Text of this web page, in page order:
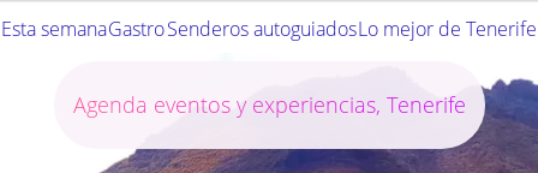
Esta semanaGastroSenderos autoguiadosLo mejor de Tenerife
Agenda eventos y experiencias, Tenerife